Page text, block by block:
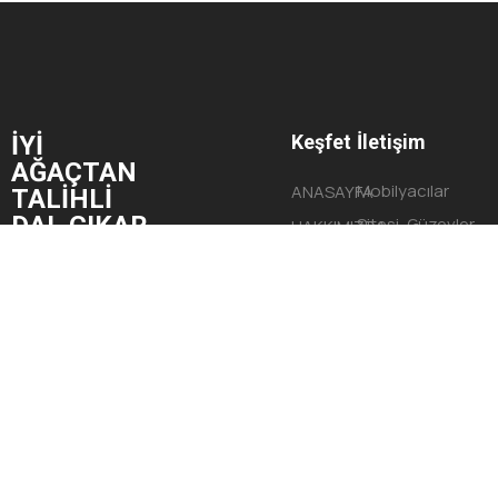
İYİ
AĞAÇTAN
TALİHLİ
DAL ÇIKAR.
Keşfet
ANASAYFA
HAKKIMIZDA
İletişim
Mobilyacılar
Sitesi, Güzevler